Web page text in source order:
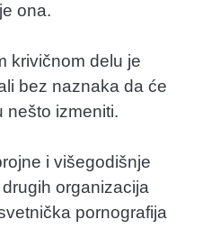
ona.
krivičnom delu je
bez naznaka da će
nešto izmeniti.
i višegodišnje
organizacija
pornografija